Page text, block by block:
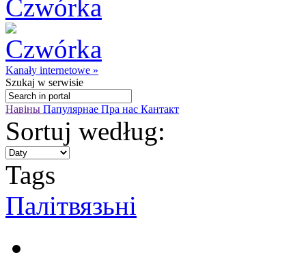
Kanały internetowe »
Szukaj w serwisie
Навіны Папулярнае Пра нас Кантакт
Sortuj według:
Tags
Палітвязьні